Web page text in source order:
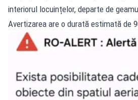
interiorul locuințelor, departe de
Avertizarea are o durată estimată de